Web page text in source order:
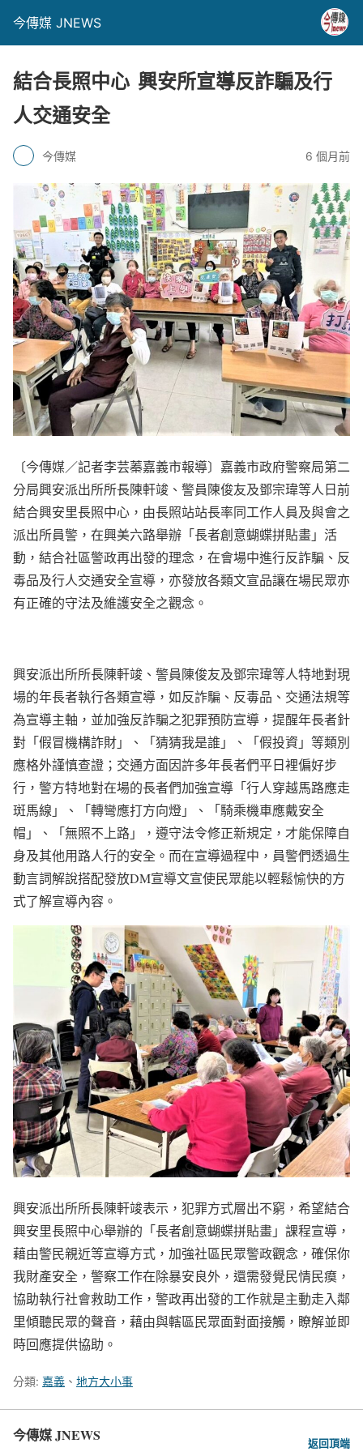
今傳媒 JNEWS
結合長照中心 興安所宣導反詐騙及行
人交通安全
今傳媒 6 個月前
〔今傳媒／記者李芸蓁嘉義市報導〕嘉義市政府警察局第二
分局興安派出所所長陳軒竣、警員陳俊友及鄧宗瑋等人日前
結合興安里長照中心，由長照站站長率同工作人員及與會之
派出所員警，在興美六路舉辦「長者創意蝴蝶拼貼畫」活
動，結合社區警政再出發的理念，在會場中進行反詐騙、反
毒品及行人交通安全宣導，亦發放各類文宣品讓在場民眾亦
有正確的守法及維護安全之觀念。
興安派出所所長陳軒竣、警員陳俊友及鄧宗瑋等人特地對現
場的年長者執行各類宣導，如反詐騙、反毒品、交通法規等
為宣導主軸，並加強反詐騙之犯罪預防宣導，提醒年長者針
對「假冒機構詐財」、「猜猜我是誰」、「假投資」等類別
應格外謹慎查證；交通方面因許多年長者們平日裡偏好步
行，警方特地對在場的長者們加強宣導「行人穿越馬路應走
斑馬線」、「轉彎應打方向燈」、「騎乘機車應戴安全
帽」、「無照不上路」，遵守法令修正新規定，才能保障自
身及其他用路人行的安全。而在宣導過程中，員警們透過生
動言詞解說搭配發放DM宣導文宣使民眾能以輕鬆愉快的方
式了解宣導內容。
興安派出所所長陳軒竣表示，犯罪方式層出不窮，希望結合
興安里長照中心舉辦的「長者創意蝴蝶拼貼畫」課程宣導，
藉由警民親近等宣導方式，加強社區民眾警政觀念，確保你
我財產安全，警察工作在除暴安良外，還需發覺民情民瘼，
協助執行社會救助工作，警政再出發的工作就是主動走入鄰
里傾聽民眾的聲音，藉由與轄區民眾面對面接觸，瞭解並即
時回應提供協助。
分類: 嘉義 、 地方大小事
今傳媒 JNEWS 返回頂端